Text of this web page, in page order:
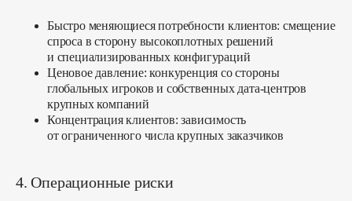
Быстро меняющиеся потребности клиентов: смещение
спроса в сторону высокоплотных решений
и специализированных конфигураций
Ценовое давление:конкуренция со стороны
глобальных игроков и собственных дата-центров
крупных компаний
Концентрация клиентов: зависимость
от ограниченного числа крупных заказчиков
4. Операционные риски
Ⓒ Все права защищены, 2025
Продуктовый девелопмент
+84 (79) 368-6170
29 Đ. Phan Chu Trinh, Vạn Thạnh, Nha
Trang, Khánh Hòa
Политика конфиденциальности
Блог компании